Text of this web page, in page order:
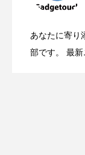
あなたに寄り
部です。 最新
2026.04.24
2026.04.23